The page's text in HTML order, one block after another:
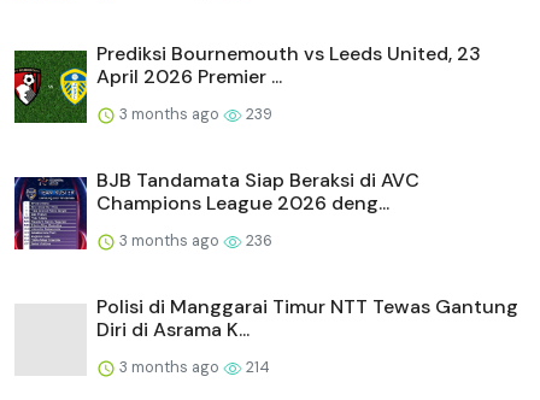
Prediksi Bournemouth vs Leeds United, 23
April 2026 Premier ...
3 months ago 239
BJB Tandamata Siap Beraksi di AVC
Champions League 2026 deng...
3 months ago 236
Polisi di Manggarai Timur NTT Tewas Gantung
Diri di Asrama K...
3 months ago 214